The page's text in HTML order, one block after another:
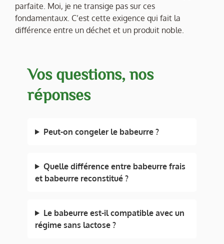
parfaite. Moi, je ne transige pas sur ces
fondamentaux. C’est cette exigence qui fait la
différence entre un déchet et un produit noble.
Vos questions, nos
réponses
Peut-on congeler le babeurre ?
Quelle différence entre babeurre frais
et babeurre reconstitué ?
Le babeurre est-il compatible avec un
régime sans lactose ?